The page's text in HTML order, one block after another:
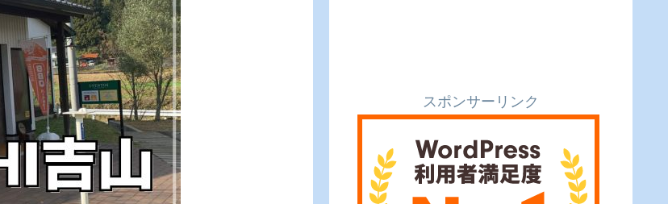
スポンサーリンク